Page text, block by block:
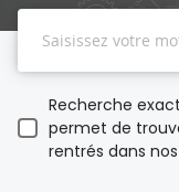
Recherche
permet de
rentrés dans